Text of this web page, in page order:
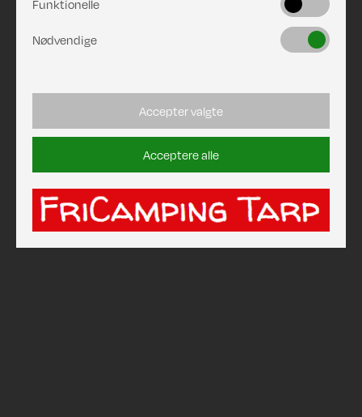
Funktionelle
Nødvendige
Accepter valgte
Acceptere alle